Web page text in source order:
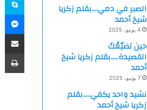
الصبر في دمي….بقلم زكريا
شيخ أحمد
4 يونيو، 2025
حين تضيّعُكَ
القصيدة…..بقلم زكريا شيخ
أحمد
7 يونيو، 2025
نشيد واحد يكفي…..بقلم
زكريا شيخ أحمد